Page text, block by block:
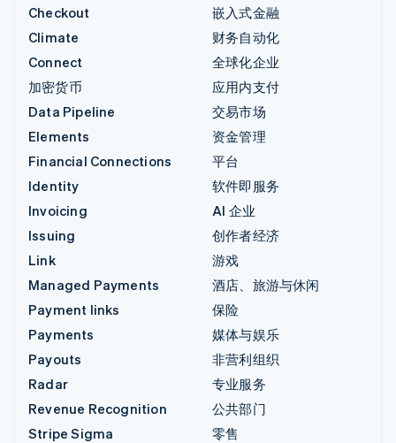
Checkout
Climate
Connect
加密货币
Data Pipeline
Elements
Financial Connections
Identity
Invoicing
Issuing
Link
Managed Payments
Payment links
Payments
Payouts
Radar
Revenue Recognition
Stripe Sigma
嵌入式金融
财务自动化
全球化企业
应用内支付
交易市场
资金管理
平台
软件即服务
AI 企业
创作者经济
游戏
酒店、旅游与休闲
保险
媒体与娱乐
非营利组织
专业服务
公共部门
零售